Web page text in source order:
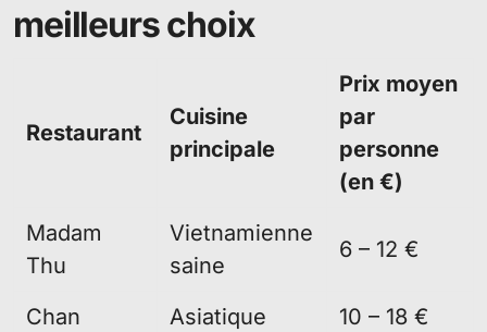
meilleurs choix
Restaurant
Cuisine
principale
Prix moyen
par
personne
(en €)
Madam
Thu
Vietnamienne
saine
6 – 12 €
Chan Asiatique
10 – 18 €